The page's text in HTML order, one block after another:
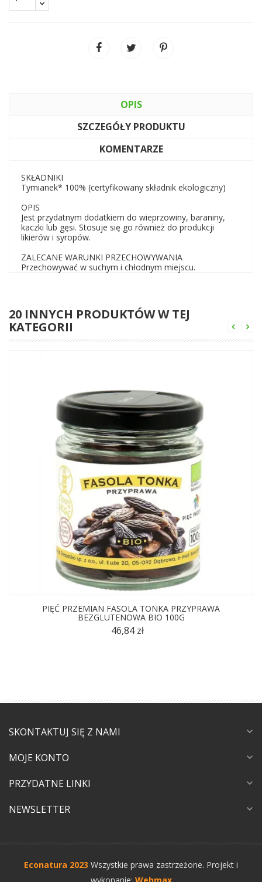
OPIS
SZCZEGÓŁY PRODUKTU
KOMENTARZE
SKŁADNIKI
Tymianek* 100% (certyfikowany składnik ekologiczny)
OPIS
Jest przydatnym dodatkiem do wieprzowiny, baraniny,
kaczki lub gęsi. Stosuje się go również do produkcji
likierów i syropów.
ZALECANE WARUNKI PRZECHOWYWANIA
Przechowywać w suchym i chłodnym miejscu.
20 INNYCH PRODUKTÓW W TEJ
KATEGORII
PIĘĆ PRZEMIAN FASOLA TONKA PRZYPRAWA
BEZGLUTENOWA BIO 100G
46,84 zł
SKONTAKTUJ SIĘ Z NAMI expand_more
MOJE KONTO expand_more
PRZYDATNE LINKI expand_more
NEWSLETTER expand_more
Econatura 2023 Wszystkie prawa zastrzeżone. Projekt i